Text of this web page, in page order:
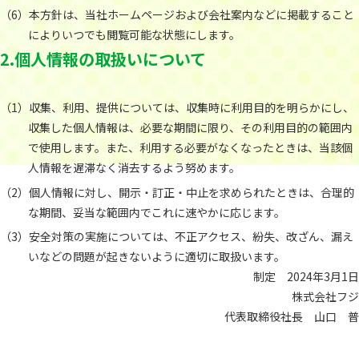
本方針は、当社ホームページおよび会社案内などに掲載すること
によりいつでも閲覧可能な状態にします。
2.個人情報の取扱いについて
収集、利用、提供については、収集時に利用目的を明らかにし、
収集した個人情報は、必要な期間に限り、その利用目的の範囲内
で使用します。また、利用する必要がなくなったときは、当該個
人情報を遅滞なく消去するよう努めます。
個人情報に対し、開示・訂正・中止を求められたときは、合理的
な期間、妥当な範囲内でこれに速やかに応じます。
安全対策の実施については、不正アクセス、紛失、改ざん、漏え
いなどの問題が起きないように適切に取扱います。
制定 2024年3月1日
株式会社フジ
代表取締役社長 山口 普